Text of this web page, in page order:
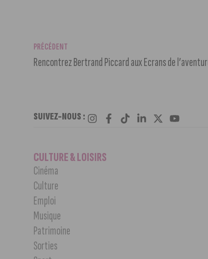
PRÉCÉDENT
Rencontrez Bertrand Piccard aux Ecrans de
SUIVEZ-NOUS :
CULTURE & LOISIRS
Cinéma
Culture
Emploi
Musique
Patrimoine
Sorties